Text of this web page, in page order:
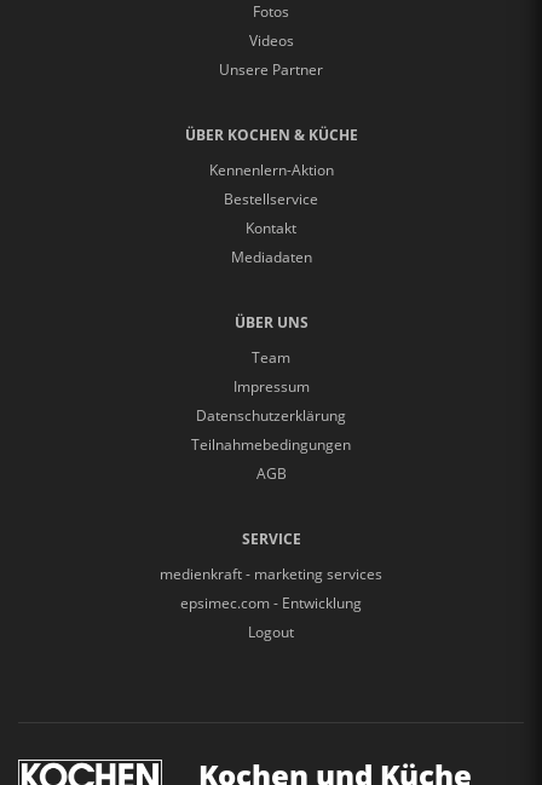
Fotos
Videos
Unsere Partner
ÜBER KOCHEN & KÜCHE
Kennenlern-Aktion
Bestellservice
Kontakt
Mediadaten
ÜBER UNS
Team
Impressum
Datenschutzerklärung
Teilnahmebedingungen
AGB
SERVICE
medienkraft - marketing services
epsimec.com - Entwicklung
Logout
Kochen und Küche